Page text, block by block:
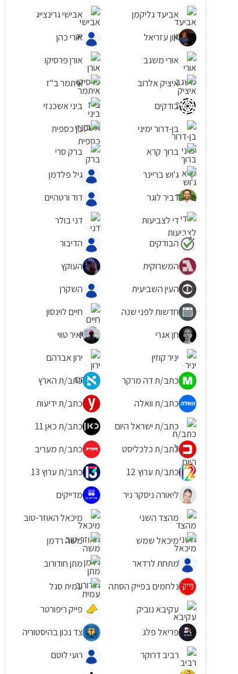
אביעד גליקמן
אבישי גרינצייג
און עזריאל
אורי כהן
אורי משגב
אורן פרסיקו
איציק אלרוב
איתמר ב"ז
בודקים
ביני אשכנזי
בן-דרור ימיני
בן כספית
ברוך קרא
ברק סרי
ג'וש בריינר
גיל פלדמן
דביר לוגר
דוד ורטהיים
די לצביעות
דני בולר
הבודקים
הדיבור
המשרוקית
העוקץ
העין השביעית
השקרן
חדשות לפני שנה
חיים לוינסון
חן אגרי
יאיר טווי
יניר קוזין
ירון אברהם
כתב/ת דה מרקר
כתב/ת הארץ
כתב/ת וואלה
כתב/ת ידיעות
כתב/ת ישראל היום
כתב/ת כאן 11
כתב/ת כלכליסט
כתב/ת מעריב
כתב/ת ערוץ 12
כתב/ת ערוץ 13
ליאורה ניסקר ניר
מדייקים
מהצד השני
מיכאל האוזר-טוב
מיכאל שמש
משה רדמן
מתחת לרדאר
מתן חודורוב
נלחמים בפייק הסתה
עמית סגל
עקיבא נוביק
פייק ריפורטר
פריאל פלג
צד נכון בהיסטוריה
רביב דרוקר
רועי לוטם